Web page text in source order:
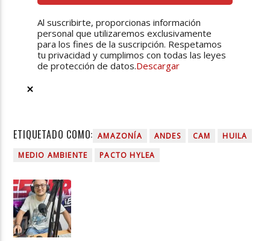
Al suscribirte, proporcionas información
personal que utilizaremos exclusivamente
para los fines de la suscripción. Respetamos
tu privacidad y cumplimos con todas las leyes
de protección de datos.Descargar
ETIQUETADO COMO: AMAZONÍA ANDES CAM
HUILA
MEDIO AMBIENTE
PACTO HYLEA